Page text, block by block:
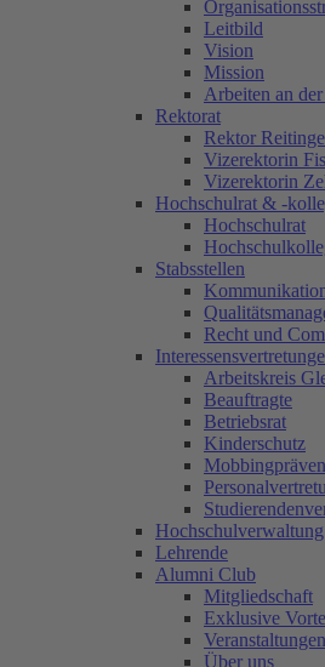
Leitbild
Vision
Mission
Arbeiten an
Rektorat
Rektor
Vizerektorin
Vizerektorin
Hochschulrat & -
Hochschulrat
Stabsstellen
Recht und
Arbeitskreis
Beauftragte
Betriebsrat
Kinderschutz
Hochschulverwaltung
Lehrende
Alumni Club
Mitgliedschaft
Exklusive
Veranstaltungen
Über uns